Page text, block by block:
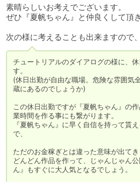
素晴らしいお考えでございます。
ぜひ『夏帆ちゃん』と仲良くして頂
次の様に考えることも出来ますので
チュートリアルのダイアログの様に、
す。
(休日出勤が自由な職場。危険な雰囲気
蔵にあるのでしょうか)
この休日出勤ですが『夏帆ちゃん』の
業時間を作る事にも繋がります。
『夏帆ちゃん』に早く自信を持って貰
で、
ただのお金稼ぎとは違った意味が出てき
どんどん作品を作って、じゃんじゃん
ん』もすぐに大人気となるでしょう。